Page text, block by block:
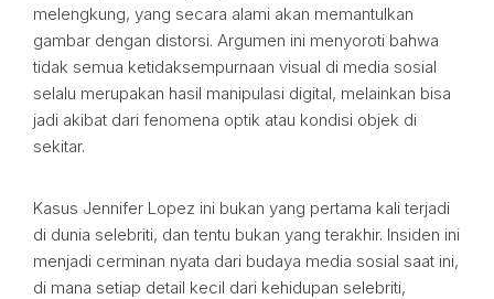
melengkung, yang secara alami akan memantulkan
gambar dengan distorsi. Argumen ini menyoroti bahwa
tidak semua ketidaksempurnaan visual di media sosial
selalu merupakan hasil manipulasi digital, melainkan bisa
jadi akibat dari fenomena optik atau kondisi objek di
sekitar.
Kasus Jennifer Lopez ini bukan yang pertama kali terjadi
di dunia selebriti, dan tentu bukan yang terakhir. Insiden ini
menjadi cerminan nyata dari budaya media sosial saat ini,
di mana setiap detail kecil dari kehidupan selebriti,